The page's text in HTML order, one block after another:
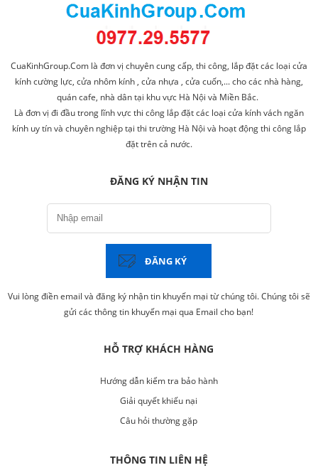
CuaKinhGroup.Com là đơn vị chuyên cung cấp, thi công, lắp đặt các loại cửa
kính cường lực, cửa nhôm kính , cửa nhựa , cửa cuốn,... cho các nhà hàng,
quán cafe, nhà dân tại khu vực Hà Nội và Miền Bắc.
Là đơn vị đi đầu trong lĩnh vực thi công lắp đặt các loại cửa kính vách ngăn
kính uy tín và chuyên nghiệp tại thi trường Hà Nội và hoạt động thi công lắp
đặt trên cả nước.
ĐĂNG KÝ NHẬN TIN
ĐĂNG KÝ
Vui lòng điền email và đăng ký nhận tin khuyến mại từ chúng tôi. Chúng tôi sẽ
gửi các thông tin khuyến mại qua Email cho bạn!
HỖ TRỢ KHÁCH HÀNG
Hướng dẫn kiểm tra bảo hành
Giải quyết khiếu nại
Câu hỏi thường gặp
THÔNG TIN LIÊN HỆ